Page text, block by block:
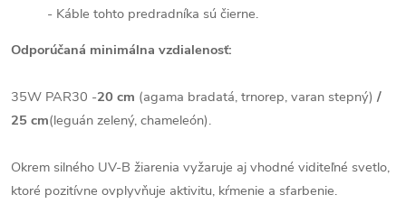
- Káble tohto predradníka sú čierne.
Odporúčaná minimálna vzdialenosť:
35W PAR30 -20 cm (agama bradatá, trnorep, varan stepný) /
25 cm(leguán zelený, chameleón).
Okrem silného UV-B žiarenia vyžaruje aj vhodné viditeľné svetlo,
ktoré pozitívne ovplyvňuje aktivitu, kŕmenie a sfarbenie.